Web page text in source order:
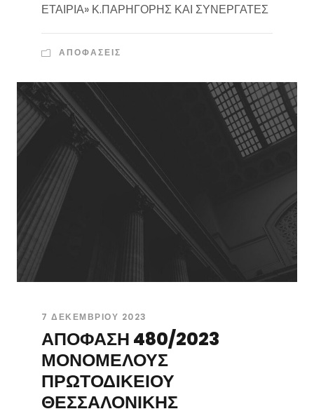
ΕΤΑΙΡΙΑ» Κ.ΠΑΡΗΓΟΡΗΣ ΚΑΙ ΣΥΝΕΡΓΑΤΕΣ
ΑΠΟΦΑΣΕΙΣ
7 ΔΕΚΕΜΒΡΊΟΥ 2023
ΑΠΟΦΑΣΗ 480/2023
ΜΟΝΟΜΕΛΟΥΣ
ΠΡΩΤΟΔΙΚΕΙΟΥ
ΘΕΣΣΑΛΟΝΙΚΗΣ